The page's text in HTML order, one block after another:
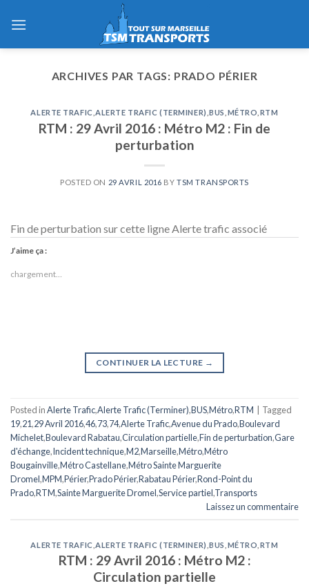
ARCHIVES PAR TAGS: PRADO PÉRIER
ALERTE TRAFIC ,ALERTE TRAFIC (TERMINER) ,BUS MÉTRO RTM
RTM : 29 Avril 2016 : Métro M2 : Fin de
perturbation
POSTED ON 29 AVRIL 2016 BYTSM TRANSPORTS
Fin de perturbation sur cette ligne Alerte trafic associé
J’aime ça :
chargement…
CONTINUER LA LECTURE →
Posted inAlerte Trafic,Alerte Trafic (Terminer),BUS,Métro,RTM
Tagged
19,21,29 Avril 2016,46,73,74,Alerte Trafic,Avenue du Prado,Boulevard
Michelet,Boulevard Rabatau,Circulation partielle,Fin de perturbation,Gare
d'échange,Incident technique,M2,Marseille,Métro,Métro
Bougainville,Métro Castellane,Métro Sainte Marguerite
Dromel,MPM,Périer,Prado Périer,Rabatau Périer,Rond-Point du
Prado,RTM,Sainte Marguerite Dromel,Service partiel,Transports
Laissez un commentaire
ALERTE TRAFIC ,ALERTE TRAFIC (TERMINER) ,BUS MÉTRO RTM
RTM : 29 Avril 2016 : Métro M2 :
Circulation partielle